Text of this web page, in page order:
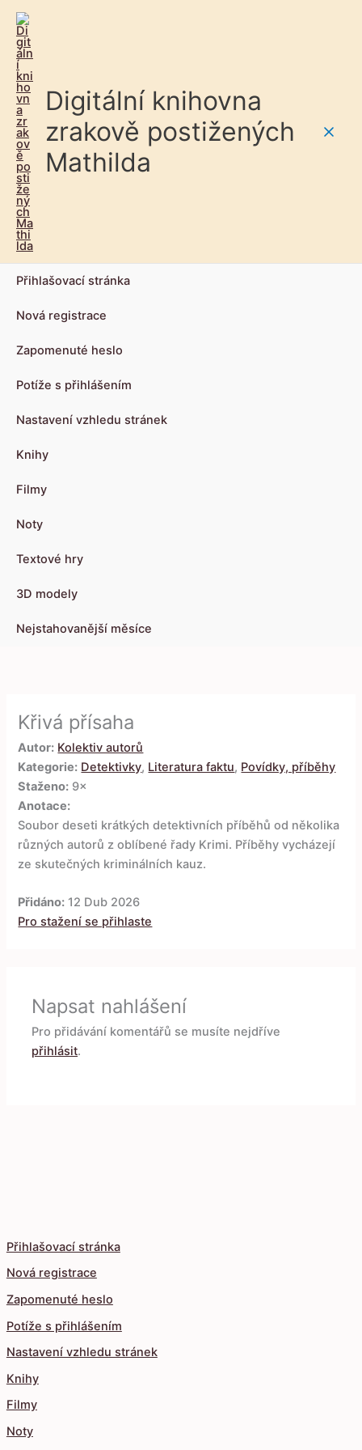
Digitální knihovna
zrakově postižených
Mathilda
Přihlašovací stránka
Nová registrace
Zapomenuté heslo
Potíže s přihlášením
Nastavení vzhledu stránek
Knihy
Filmy
Noty
Textové hry
3D modely
Nejstahovanější měsíce
Přihlašovací stránka
Nová registrace
Zapomenuté heslo
Potíže s přihlášením
Nastavení vzhledu stránek
Knihy
Filmy
Noty
Křivá přísaha
Autor: Kolektiv autorů
Kategorie: Detektivky, Literatura faktu, Povídky, příběhy
Staženo: 9×
Anotace:
Soubor deseti krátkých detektivních příběhů od několika
různých autorů z oblíbené řady Krimi. Příběhy vycházejí
ze skutečných kriminálních kauz.
Přidáno: 12 Dub 2026
Pro stažení se přihlaste
Napsat nahlášení
Pro přidávání komentářů se musíte nejdříve
přihlásit.